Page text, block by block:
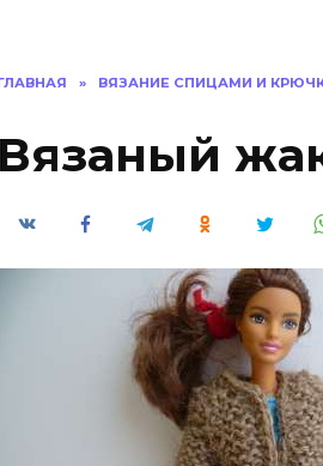
» ВЯЗАНИЕ СПИЦАМИ И
Вязаный